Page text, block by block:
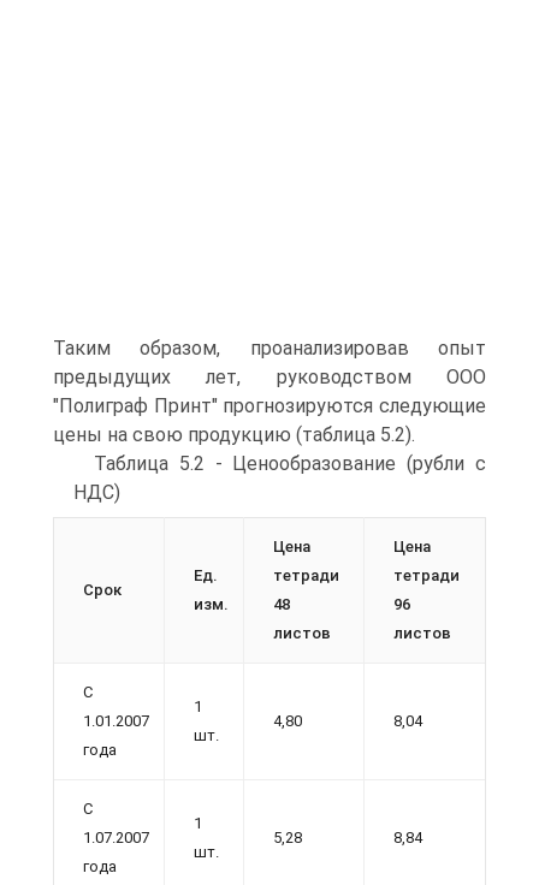
Таким образом, проанализировав опыт
предыдущих лет, руководством ООО
"Полиграф Принт" прогнозируются следующие
цены на свою продукцию (таблица 5.2).
Таблица 5.2 - Ценообразование (рубли с
НДС)
Срок
Ед.
изм.
Цена
тетради
48
листов
Цена
тетради
96
листов
С
1.01.2007
года
1
шт.
4,80 8,04
С
1.07.2007
года
1
шт.
5,28 8,84